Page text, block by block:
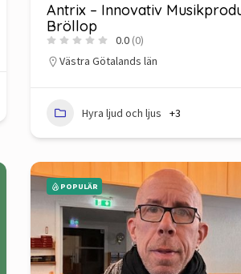
Antrix – Innovativ
Bröllop
0.0 (0)
Västra Götalands län
Hyra ljud och ljus +3
POPULÄR